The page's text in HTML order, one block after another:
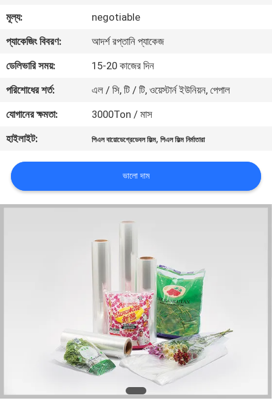
মান
নিয়ন্ত্রণ
করুন
খবর
উদ্ধৃতির
গোপনীয়তা
মূল্য:
negotiable
প্যাকেজিং বিবরণ:
আদর্শ রপ্তানি প্যাকেজ
ডেলিভারি সময়:
15-20 কাজের দিন
পরিশোধের শর্ত:
এল / সি, টি / টি, ওয়েস্টার্ন ইউনিয়ন, পেপাল
যোগানের ক্ষমতা:
3000Ton / মাস
হাইলাইট:
পিএল বায়োডেগ্রেডেবল ফিল্ম,পিএল ফিল্ম নির্মাতারা
ভালো দাম